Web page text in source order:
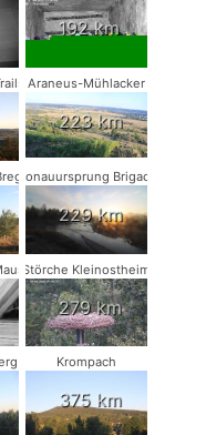
192 km
Araneus-Mühlacker
223 km
Donauursprung Brigach
229 km
Störche Kleinostheim
279 km
Krompach
375 km